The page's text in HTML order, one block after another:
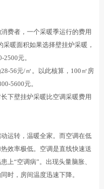
者，一个采暖季运行的费用
暖面积如果选择壁挂炉采暖，
元。
56元/㎡。以此核算，100㎡房
5600元。
壁挂炉采暖比空调采暖费用
运转，温暖全家。而空调在低
效率极低。空调是直线快速送
上“空调病”。出现头量脑胀、
时，房间温度迅速下降。